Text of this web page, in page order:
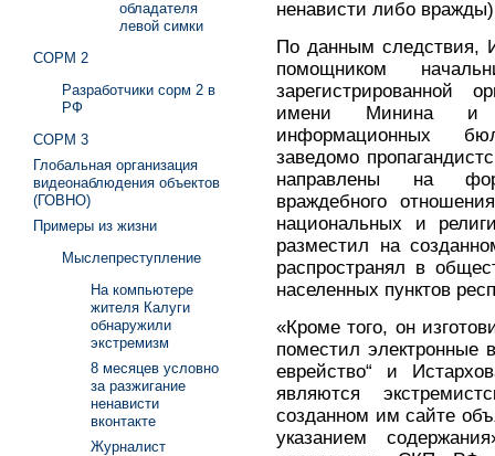
ненависти либо
По данным следствия,
помощником
зарегистрированной
имени Минина и
информационных
заведомо
направлены на
враждебного
национальных и
разместил на
распространял в
населенных пунктов
«Кроме того, он
поместил электронные
еврейство“ и
являются
созданном им сайте
указанием
обладателя
левой симки
СОРМ 2
Разработчики сорм 2 в
РФ
СОРМ 3
Глобальная организация
видеонаблюдения объектов
(ГОВНО)
Примеры из жизни
Мыслепреступление
На компьютере
жителя Калуги
обнаружили
экстремизм
8 месяцев условно
за разжигание
ненависти
вконтакте
Журналист